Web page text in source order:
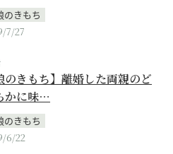
のきもち
7/27
のきもち】離婚した両親のど
かに味…
のきもち
6/22